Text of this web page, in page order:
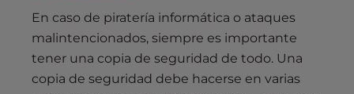
En caso de piratería informática o ataques
malintencionados, siempre es importante
tener una copia de seguridad de todo. Una
copia de seguridad debe hacerse en varias